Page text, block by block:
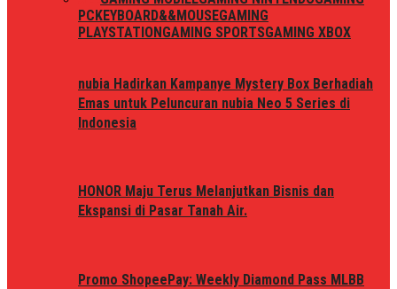
PCKEYBOARD&&MOUSEGAMING
PLAYSTATIONGAMING SPORTSGAMING XBOX
nubia Hadirkan Kampanye Mystery Box Berhadiah
Emas untuk Peluncuran nubia Neo 5 Series di
Indonesia
HONOR Maju Terus Melanjutkan Bisnis dan
Ekspansi di Pasar Tanah Air.
Promo ShopeePay: Weekly Diamond Pass MLBB